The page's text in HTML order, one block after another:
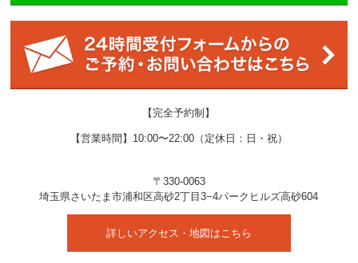
【完全予約制】
【営業時間】10:00〜22:00（定休日：日・祝）
〒330-0063
埼玉県さいたま市浦和区高砂2丁目3−4パークヒルズ高砂604
詳しいアクセス・地図はこちら